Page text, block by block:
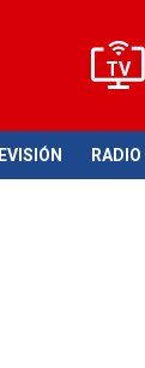
RADIO